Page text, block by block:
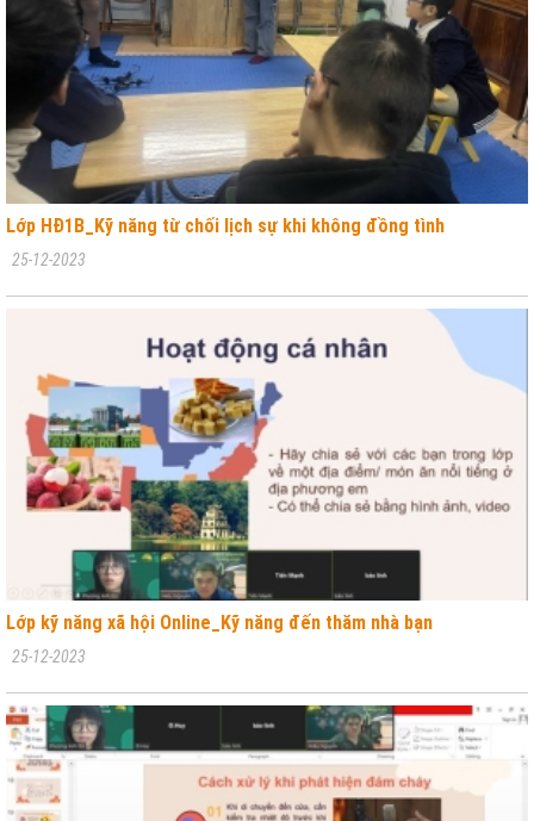
Lớp HĐ1B_Kỹ năng từ chối lịch sự khi không đồng tình
25-12-2023
Lớp kỹ năng xã hội Online_Kỹ năng đến thăm nhà bạn
25-12-2023